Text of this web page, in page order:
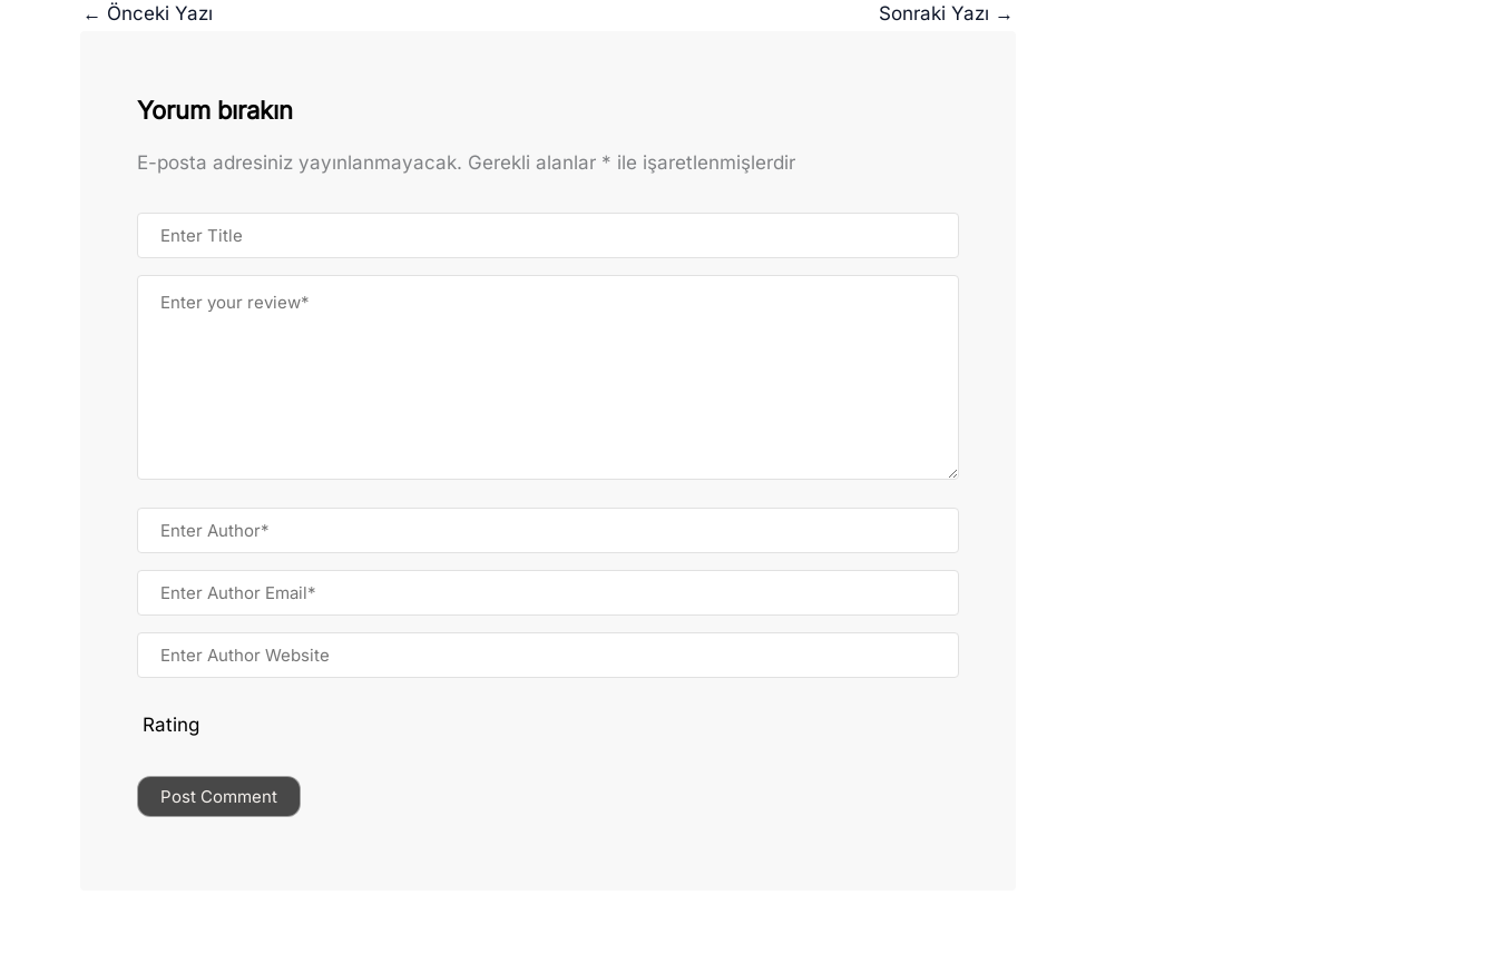
← Önceki Yazı Sonraki Yazı →
Yorum bırakın
E-posta adresiniz yayınlanmayacak. Gerekli alanlar * ile işaretlenmişlerdir
Rating